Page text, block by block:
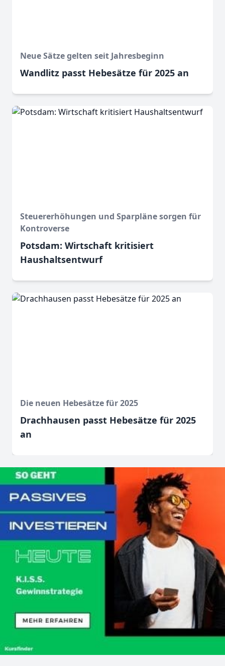
Neue Sätze gelten seit Jahresbeginn
Wandlitz passt Hebesätze für 2025 an
Steuererhöhungen und Sparpläne sorgen für
Kontroverse
Potsdam: Wirtschaft kritisiert
Haushaltsentwurf
Die neuen Hebesätze für 2025
Drachhausen passt Hebesätze für 2025
an